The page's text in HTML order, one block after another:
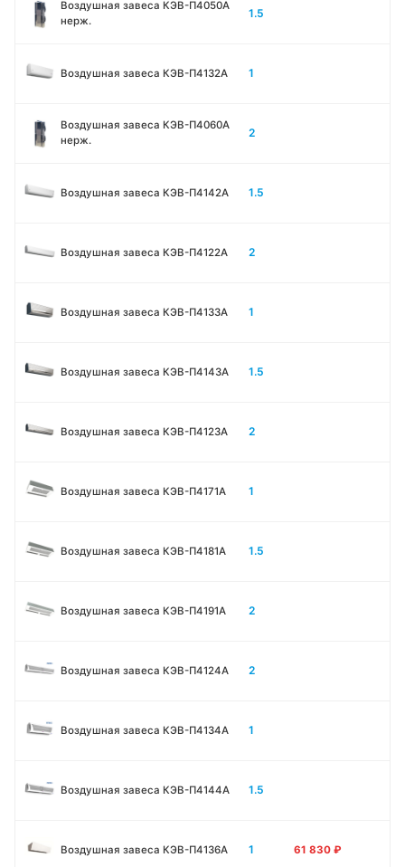
Воздушная завеса КЭВ-П4050A
нерж.
1.5
Воздушная завеса КЭВ-П4132A 1
Воздушная завеса КЭВ-П4060A
нерж.
2
Воздушная завеса КЭВ-П4142A 1.5
Воздушная завеса КЭВ-П4122A 2
Воздушная завеса КЭВ-П4133A 1
Воздушная завеса КЭВ-П4143A 1.5
Воздушная завеса КЭВ-П4123A 2
Воздушная завеса КЭВ-П4171A 1
Воздушная завеса КЭВ-П4181A 1.5
Воздушная завеса КЭВ-П4191A 2
Воздушная завеса КЭВ-П4124A 2
Воздушная завеса КЭВ-П4134A 1
Воздушная завеса КЭВ-П4144A 1.5
Воздушная завеса КЭВ-П4136A 1 61 830 ₽